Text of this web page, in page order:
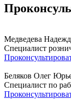
Медведева
Специалист
Беляков Олег
Специалист по